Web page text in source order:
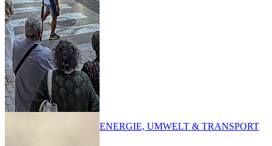
ENERGIE, UMWELT & TRANSPORT